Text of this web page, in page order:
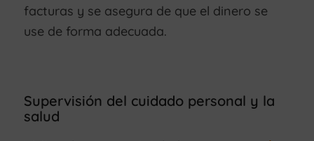
facturas y se asegura de que el dinero se
use de forma adecuada.
Supervisión del cuidado personal y la
salud